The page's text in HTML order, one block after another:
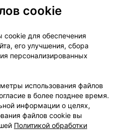
пациентов пожилого
применения
и подростков младше
cookie
cookie для обеспечения
его улучшения, сбора
персонализированных
использования файлов
в более позднее время.
информации о целях,
файлов cookie вы
Политикой обработки